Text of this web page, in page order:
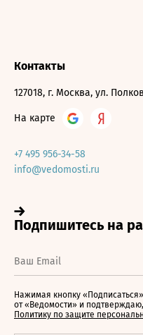
Контакты
127018, г. Москва, ул.
На карте
+7 495 956-34-58
info@vedomosti.ru
Нажимая кнопку
от «Ведомости» и
Политику по защите